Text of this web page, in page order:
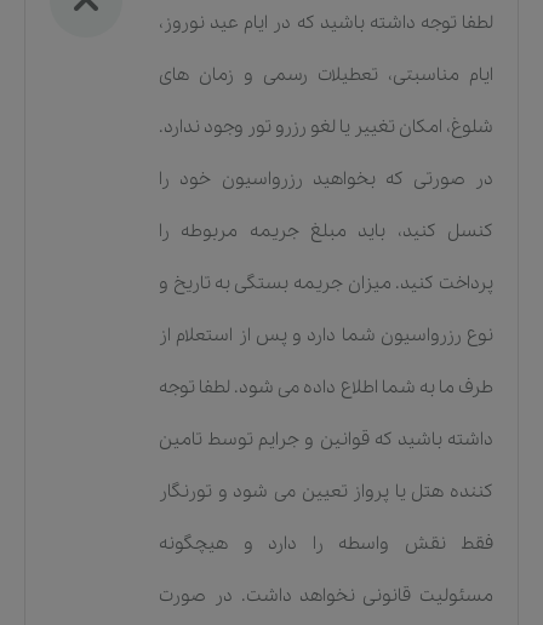
لطفا توجه داشته باشید که در ایام عید نوروز،
ایام مناسبتی، تعطیلات رسمی و زمان های
شلوغ، امکان تغییر یا لغو رزرو تور وجود ندارد.
در صورتی که بخواهید رزرواسیون خود را
کنسل کنید، باید مبلغ جریمه مربوطه را
پرداخت کنید. میزان جریمه بستگی به تاریخ و
نوع رزرواسیون شما دارد و پس از استعلام از
طرف ما به شما اطلاع داده می شود. لطفا توجه
داشته باشید که قوانین و جرایم توسط تامین
کننده هتل یا پرواز تعیین می شود و تورنگار
فقط نقش واسطه را دارد و هیچگونه
مسئولیت قانونی نخواهد داشت. در صورت